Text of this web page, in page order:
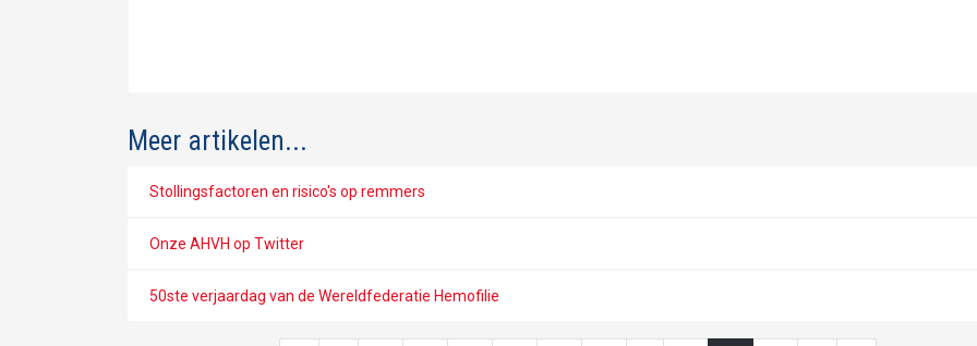
Meer artikelen...
Stollingsfactoren en risico's op remmers
Onze AHVH op Twitter
50ste verjaardag van de Wereldfederatie Hemofilie